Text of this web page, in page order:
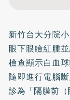
新竹台大分院
眼下眼瞼紅腫
檢查顯示白血
隨即進行電腦
診為「隔膜前（